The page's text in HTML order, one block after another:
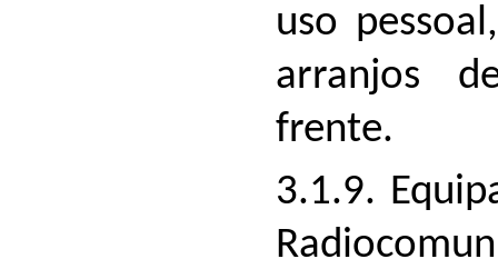
uso
arranjos
frente.
3.1.9.